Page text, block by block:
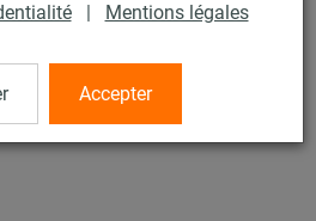
| Mentions légales
Accepter
Type C
Typ C DÄMMGULAST®